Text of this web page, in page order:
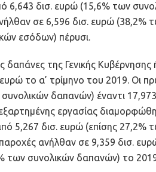
6,643 δισ. ευρώ (15,6% των
σε 6,596 δισ. ευρώ (38,2%
εσόδων) πέρυσι.
δαπάνες της Γενικής
το α’ τρίμηνο του 2019. Οι
δαπανών) έναντι
εργασίας
5,267 δισ. ευρώ (επίσης 27,2%
παροχές ανήλθαν σε 9,359 δισ.
των συνολικών δαπανών) το